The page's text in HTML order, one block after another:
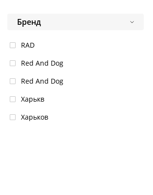
Бренд
RAD
Red And Dog
Red And Dоg
Харькв
Харьков